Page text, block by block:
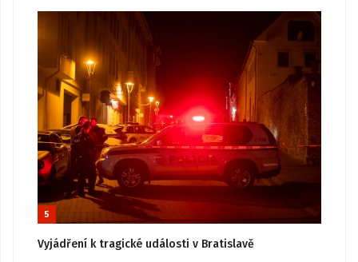
5
Vyjádření k tragické události v Bratislavě